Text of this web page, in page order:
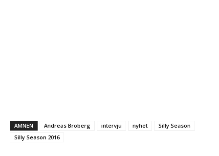
ÄMNEN Andreas Broberg intervju nyhet
Silly Season
Silly Season 2016